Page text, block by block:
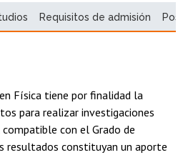
Requisitos de admisión
Física tiene por finalidad la
para realizar investigaciones
con el Grado de
resultados constituyan un aporte